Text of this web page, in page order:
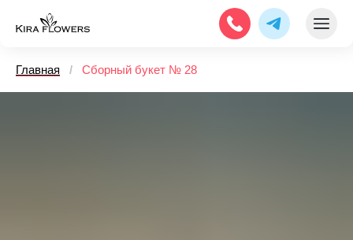
Главная / Сборный букет № 28